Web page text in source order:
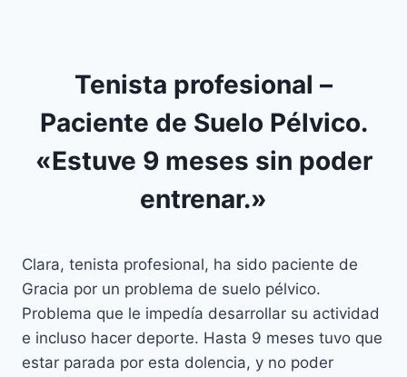
Tenista profesional –
Paciente de Suelo Pélvico.
«Estuve 9 meses sin poder
entrenar.»
Clara, tenista profesional, ha sido paciente de
Gracia por un problema de suelo pélvico.
Problema que le impedía desarrollar su actividad
e incluso hacer deporte. Hasta 9 meses tuvo que
estar parada por esta dolencia, y no poder